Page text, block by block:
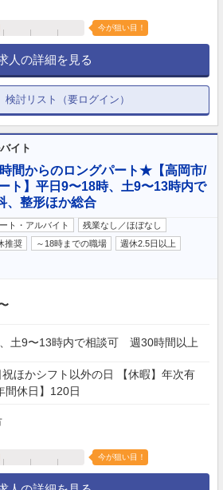
今が狙い目！
人の詳細を見る
検討リスト（要ログイン）
イト
間からのロングパート★【高岡市/
ト】平日9〜18時、土9〜13時内で
、整形ほか総合
ト・アルバイト
残業なし／ほぼなし
推奨 ～18時までの職場
週休2.5日以上
土9〜13時内で相談可 週30時間以上
ほかシフト以外の日 【休暇】年次有
休日】120日
今が狙い目！